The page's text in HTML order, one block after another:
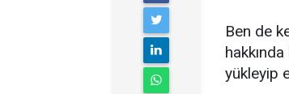
Ben de
yükleyip